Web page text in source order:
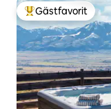
Populär gästfavorit
Gästfavorit